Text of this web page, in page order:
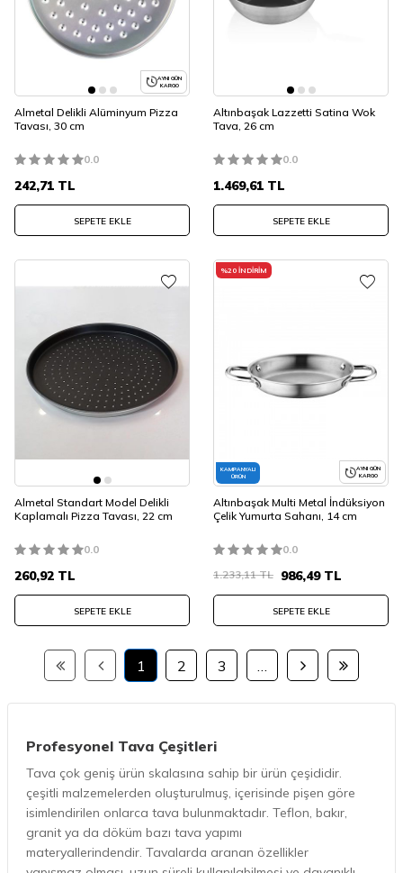
AYNI GÜN
KARGO
Almetal Delikli Alüminyum Pizza
Tavası, 30 cm
0.0
242,71 TL
SEPETE EKLE
Altınbaşak Lazzetti Satina Wok
Tava, 26 cm
0.0
1.469,61 TL
SEPETE EKLE
Almetal Standart Model Delikli
Kaplamalı Pizza Tavası, 22 cm
0.0
260,92 TL
SEPETE EKLE
%20 İNDIRIM
KAMPANYALI
ÜRÜN
AYNI GÜN
KARGO
Altınbaşak Multi Metal İndüksiyon
Çelik Yumurta Sahanı, 14 cm
0.0
1.233,11TL 986,49TL
SEPETE EKLE
1 2 3
Profesyonel Tava Çeşitleri
Tava çok geniş ürün skalasına sahip bir ürün çeşididir.
çeşitli malzemelerden oluşturulmuş, içerisinde pişen göre
isimlendirilen onlarca tava bulunmaktadır. Teflon, bakır,
granit ya da döküm bazı tava yapımı
materyallerindendir. Tavalarda aranan özellikler